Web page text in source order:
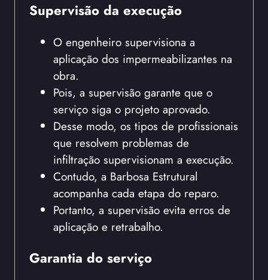
Supervisão da execução
O engenheiro supervisiona a
aplicação dos impermeabilizantes na
obra.
Pois, a supervisão garante que o
serviço siga o projeto aprovado.
Desse modo, os tipos de profissionais
que resolvem problemas de
infiltração supervisionam a execução.
Contudo, a Barbosa Estrutural
acompanha cada etapa do reparo.
Portanto, a supervisão evita erros de
aplicação e retrabalho.
Garantia do serviço